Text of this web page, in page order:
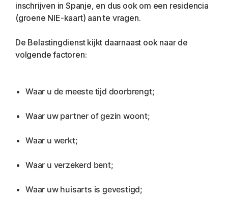
inschrijven in Spanje, en dus ook om een residencia
(groene NIE-kaart) aan te vragen.
De Belastingdienst kijkt daarnaast ook naar de
volgende factoren:
Waar u de meeste tijd doorbrengt;
Waar uw partner of gezin woont;
Waar u werkt;
Waar u verzekerd bent;
Waar uw huisarts is gevestigd;